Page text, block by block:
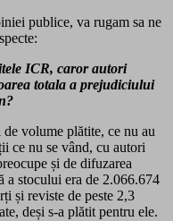
publice, va rugam sa ne
ICR, caror autori
totala a prejudiciului
volume plătite, ce nu au
ce nu se vând, cu autori
și de difuzarea
a stocului era de 2.066.674
și reviste de peste 2,3
deși s-a plătit pentru ele.